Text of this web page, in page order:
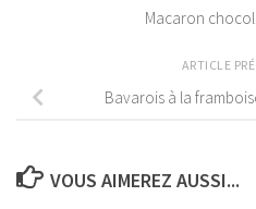
Macaron
ARTICLE
Bavarois à la
VOUS AIMEREZ AUSSI...